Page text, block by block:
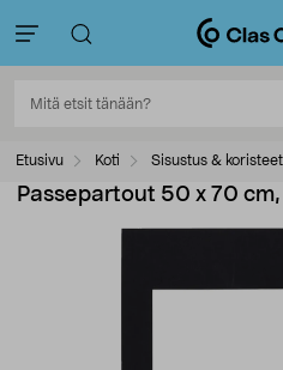
Etusivu Koti Sisustus & koristeet
Passepartout 50 x 70